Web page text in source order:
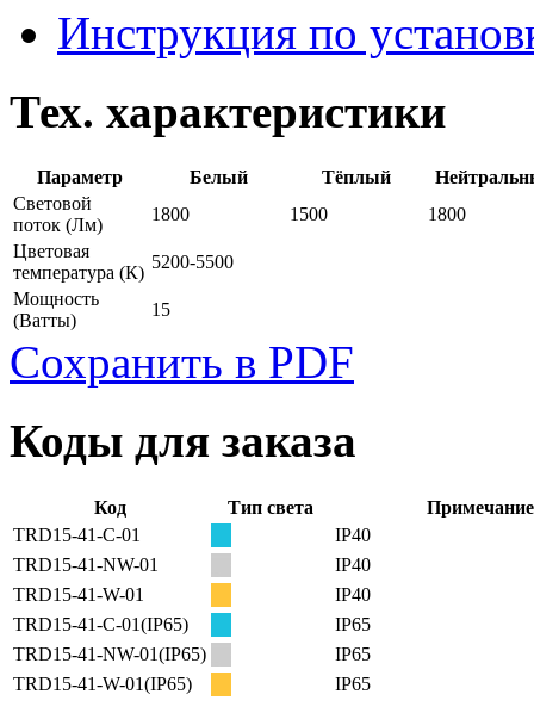
Инструкция по
Тех. характеристики
Параметр Белый Тёплый
Световой
поток (Лм)
1800 1500
1800
Цветовая
температура (К)
5200-5500
Мощность
(Ватты)
15
Сохранить в PDF
Коды для заказа
Код Тип света
Примечание
TRD15-41-C-01
IP40
TRD15-41-NW-01
IP40
TRD15-41-W-01
IP40
TRD15-41-C-01(IP65)
IP65
TRD15-41-NW-01(IP65)
IP65
TRD15-41-W-01(IP65)
IP65